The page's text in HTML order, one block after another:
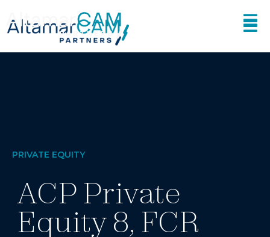
PRIVATE EQUITY
ACP Private
Equity 8, FCR